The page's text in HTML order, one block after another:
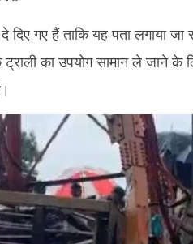
दिए गए हैं ताकि यह पता लगाया
का उपयोग सामान ले जाने के